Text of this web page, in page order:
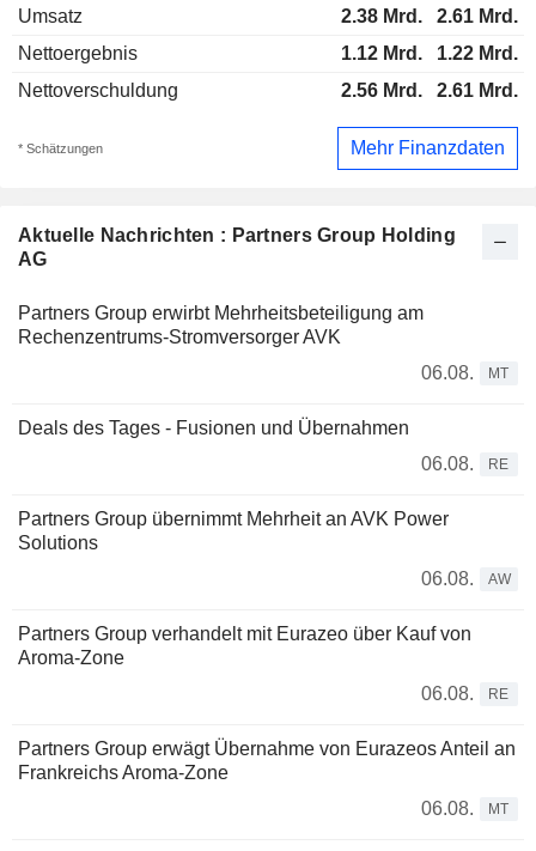
Aktuelle Nachrichten : Partners Group Holding
AG
Partners Group erwirbt Mehrheitsbeteiligung am
Rechenzentrums-Stromversorger AVK
06.08.
MT
Deals des Tages - Fusionen und Übernahmen
06.08.
RE
Partners Group übernimmt Mehrheit an AVK Power
Solutions
06.08.
AW
Partners Group verhandelt mit Eurazeo über Kauf von
Aroma-Zone
06.08.
RE
Partners Group erwägt Übernahme von Eurazeos Anteil an
Frankreichs Aroma-Zone
06.08.
MT
Umsatz
2.38 Mrd.
2.61 Mrd.
Nettoergebnis
1.12 Mrd.
1.22 Mrd.
Nettoverschuldung
2.56 Mrd. 2.61 Mrd.
* Schätzungen Mehr Finanzdaten